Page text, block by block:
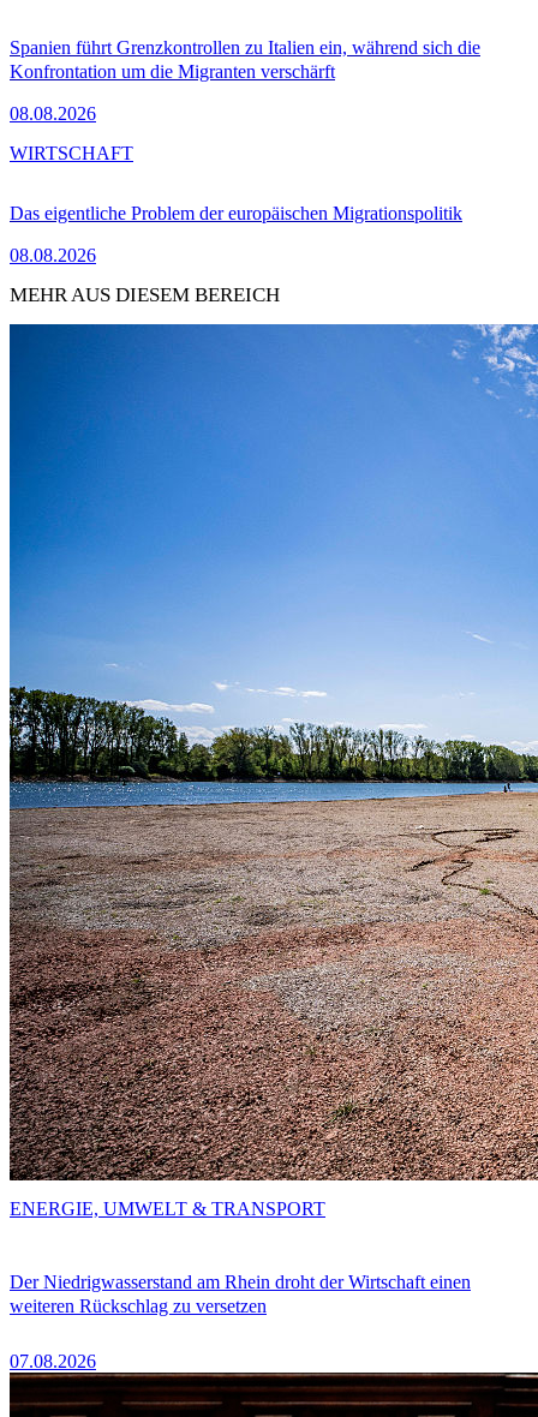
Spanien führt Grenzkontrollen zu Italien ein, während sich die
Konfrontation um die Migranten verschärft
08.08.2026
Das eigentliche Problem der europäischen Migrationspolitik
08.08.2026
WIRTSCHAFT
MEHR AUS DIESEM BEREICH
Der Niedrigwasserstand am Rhein droht der Wirtschaft einen
weiteren Rückschlag zu versetzen
07.08.2026
ENERGIE, UMWELT & TRANSPORT